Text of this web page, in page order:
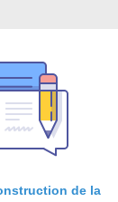
de la